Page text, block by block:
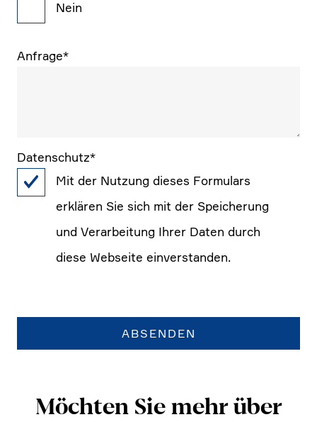
Nein
Anfrage*
Daten­schutz*
Mit der Nutzung dieses Formu­lars
erklären Sie sich mit der Speiche­rung
und Verar­bei­tung Ihrer Daten durch
diese Webseite einver­standen.
Möchten Sie mehr über